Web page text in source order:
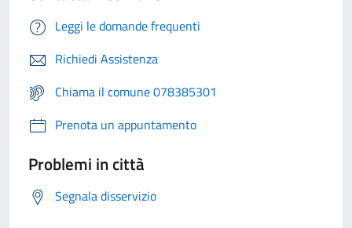
Leggi le domande frequenti
Richiedi Assistenza
Chiama il comune 078385301
Prenota un appuntamento
Problemi in città
Segnala disservizio